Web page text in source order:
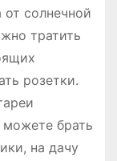
солнечной
тратить
розетки.
брать
на дачу